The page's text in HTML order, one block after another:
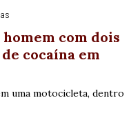
com dois
cocaína em
uma motocicleta, dentro